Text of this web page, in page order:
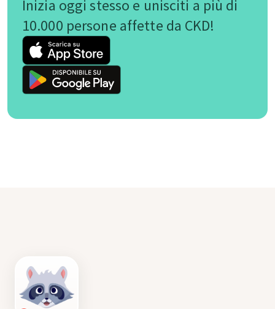
Inizia oggi stesso e unisciti a più di
10.000 persone affette da CKD!